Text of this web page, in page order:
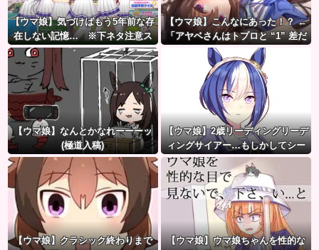
【ウマ娘】気づけばもう5年前な存
在しない記憶… ※下ネタ注意ス
レ
【ウマ娘】こんなにあった！？ ←
「アヤベさんはトプロと “1” 差だ
【ウマ娘】なんとかなれーーーッ
(極道入稿)
【ウマ娘】2歳リーディングリーデ
ィングサイアー…もしかしてシー
ザリオって凄いのでは？
【ウマ娘】クラシック終わりまで
【ウマ娘】ウマ娘ちゃんを性的な